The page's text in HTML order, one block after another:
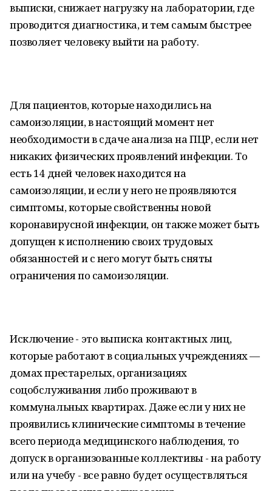
выписки, снижает нагрузку на лаборатории, где
проводится диагностика, и тем самым быстрее
позволяет человеку выйти на работу.
Для пациентов, которые находились на
самоизоляции, в настоящий момент нет
необходимости в сдаче анализа на ПЦР, если нет
никаких физических проявлений инфекции. То
есть 14 дней человек находится на
самоизоляции, и если у него не проявляются
симптомы, которые свойственны новой
коронавирусной инфекции, он также может быть
допущен к исполнению своих трудовых
обязанностей и с него могут быть сняты
ограничения по самоизоляции.
Исключение - это выписка контактных лиц,
которые работают в социальных учреждениях —
домах престарелых, организациях
соцобслуживания либо проживают в
коммунальных квартирах. Даже если у них не
проявились клинические симптомы в течение
всего периода медицинского наблюдения, то
допуск в организованные коллективы - на работу
или на учебу - все равно будет осуществляться